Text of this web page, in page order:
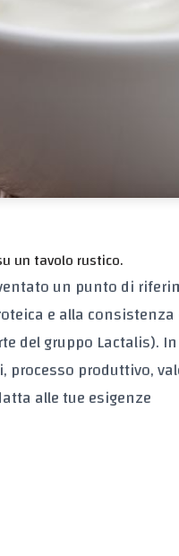
un tavolo rustico.
un punto di
e alla
del gruppo Lactalis).
produttivo,
alle tue esigenze